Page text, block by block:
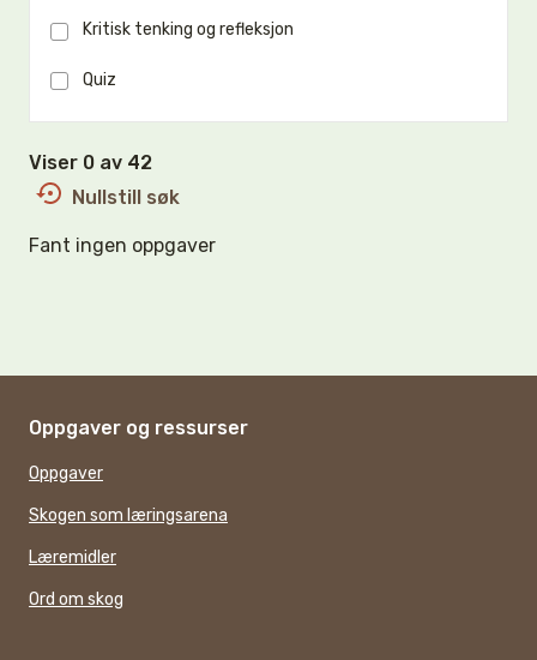
Kritisk tenking og refleksjon
Quiz
Viser 0 av 42
Nullstill søk
Fant ingen oppgaver
Oppgaver og ressurser
Oppgaver
Skogen som læringsarena
Læremidler
Ord om skog